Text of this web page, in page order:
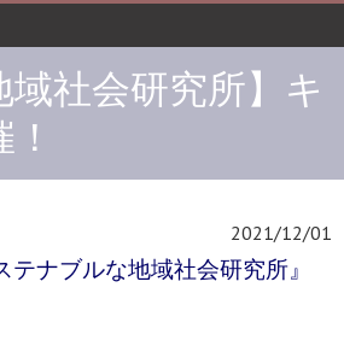
域社会研究所】キ
2021/12/01
ナブルな地域社会研究所』